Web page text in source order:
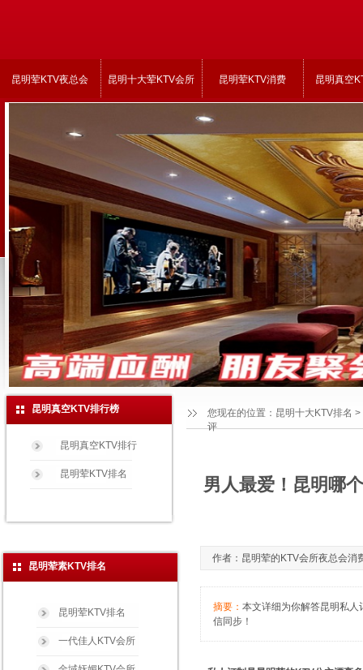
昆明荤KTV夜总会 昆明十大荤KTV会所 昆明荤KTV消费 昆明真空
您现在的位置： 昆明十大KTV排名 >
评
昆明真空KTV排行榜
昆明真空KTV排行
昆明荤KTV排名
男人最爱！昆明哪
作者：昆明荤的KTV会所夜总会
摘要： 本文详细为你解答昆明私
信同步！
昆明荤素KTV排名
昆明荤KTV排名
一代佳人KTV会所